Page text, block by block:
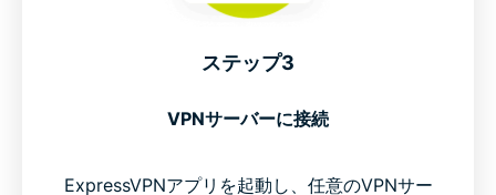
ステップ3
VPNサーバーに接続
ExpressVPNアプリを起動し、任意のVPNサー